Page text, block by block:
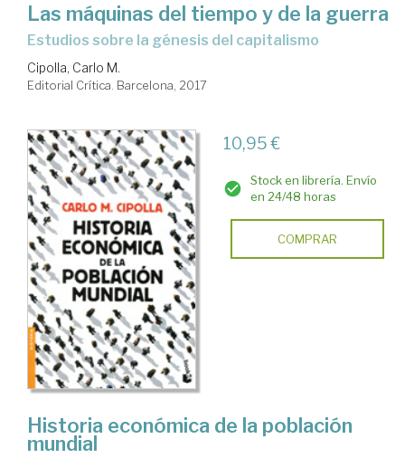
Las máquinas del tiempo y de la guerra
estudios sobre la génesis del capitalismo
Cipolla, Carlo M.
Editorial Crítica. Barcelona, 2017
10,95 €
Stock en librería. Envío
en 24/48 horas
COMPRAR
Historia económica de la población
mundial